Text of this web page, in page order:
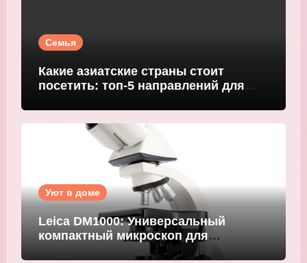
Семья
Какие азиатские страны стоит
посетить: топ-5 направлений для
Уют в доме
Leica DM1000: Универсальный
компактный микроскоп для
современных лабораторий